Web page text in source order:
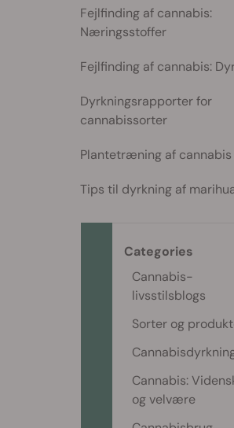
Fejlfinding af cannabis:
Næringsstoffer
Fejlfinding af cannabis:
Dyrkningsrapporter for
cannabissorter
Plantetræning af cannabis
Tips til dyrkning af
Categories
Cannabis-
livsstilsblogs
Sorter og
Cannabis:
og velvære